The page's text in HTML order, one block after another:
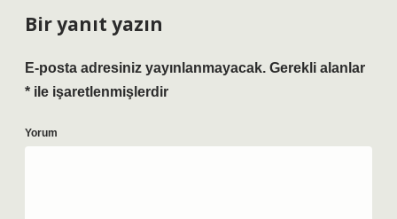
Bir yanıt yazın
E-posta adresiniz yayınlanmayacak. Gerekli alanlar
* ile işaretlenmişlerdir
Yorum